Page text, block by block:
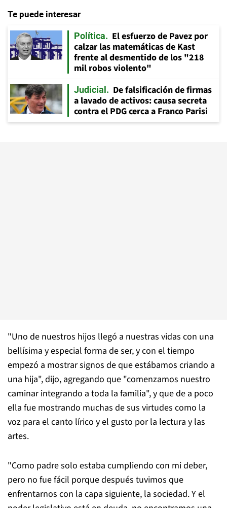
Te puede interesar
Política
El esfuerzo de Pavez por
calzar las matemáticas de Kast
frente al desmentido de los "218
mil robos violento"
Judicial
De falsificación de firmas
a lavado de activos: causa secreta
contra el PDG cerca a Franco Parisi
"Uno de nuestros hijos llegó a nuestras vidas con una
bellísima y especial forma de ser, y con el tiempo
empezó a mostrar signos de que estábamos criando a
una hija", dijo, agregando que "comenzamos nuestro
caminar integrando a toda la familia", y que de a poco
ella fue mostrando muchas de sus virtudes como la
voz para el canto lírico y el gusto por la lectura y las
artes.
"Como padre solo estaba cumpliendo con mi deber,
pero no fue fácil porque después tuvimos que
enfrentarnos con la capa siguiente, la sociedad. Y el